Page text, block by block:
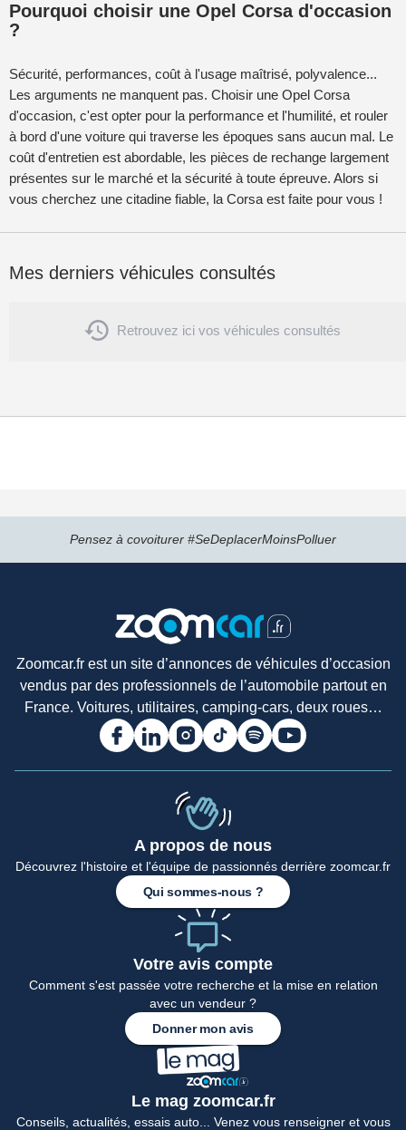
Pourquoi choisir une Opel Corsa d'occasion
?
Sécurité, performances, coût à l'usage maîtrisé, polyvalence...
Les arguments ne manquent pas. Choisir une Opel Corsa
d'occasion, c'est opter pour la performance et l'humilité, et rouler
à bord d'une voiture qui traverse les époques sans aucun mal. Le
coût d'entretien est abordable, les pièces de rechange largement
présentes sur le marché et la sécurité à toute épreuve. Alors si
vous cherchez une citadine fiable, la Corsa est faite pour vous !
Mes derniers véhicules consultés
 Retrouvez ici vos véhicules consultés
Accueil
Pensez à covoiturer #SeDeplacerMoinsPolluer
Zoomcar.fr est un site d’annonces de véhicules d’occasion
vendus par des professionnels de l’automobile partout en
France. Voitures, utilitaires, camping-cars, deux roues…
A propos de nous
Découvrez l'histoire et l'équipe de passionnés derrière zoomcar.fr
Qui sommes-nous ?
Votre avis compte
Comment s'est passée votre recherche et la mise en relation
avec un vendeur ?
Donner mon avis
Le mag zoomcar.fr
Conseils, actualités, essais auto... Venez vous renseigner et vous